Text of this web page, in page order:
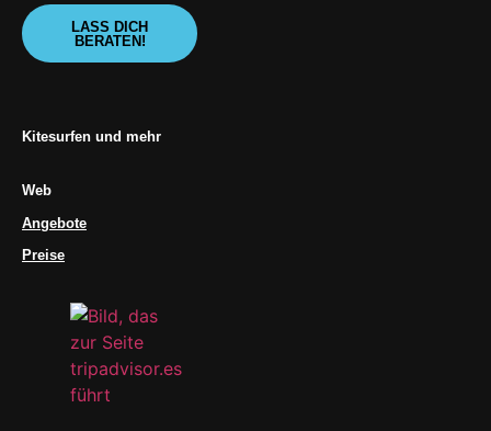
LASS DICH
BERATEN!
Kitesurfen und mehr
Web
Angebote
Preise